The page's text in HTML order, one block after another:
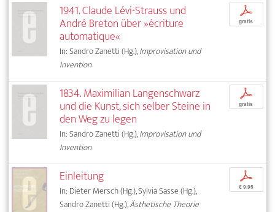
1941. Claude Lévi-Strauss und
André Breton über »écriture
automatique«
In: Sandro Zanetti (Hg.),Improvisation und
Invention
p
gratis
1834. Maximilian Langenschwarz
und die Kunst, sich selber Steine in
den Weg zu legen
In: Sandro Zanetti (Hg.),Improvisation und
Invention
p
gratis
Einleitung
In: Dieter Mersch (Hg.), Sylvia Sasse (Hg.),
Sandro Zanetti (Hg.),Ästhetische Theorie
p
€ 9,95